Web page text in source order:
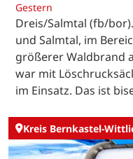
Gestern
Dreis/Salmtal (fb/
und Salmtal, im
größerer Waldbrand
war mit
im Einsatz. Das ist
Kreis Bernkastel-